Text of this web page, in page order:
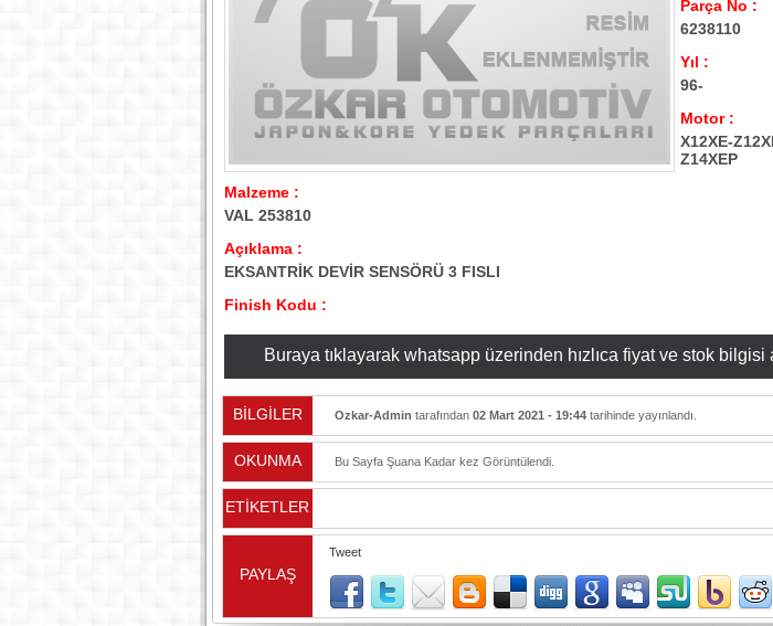
Parça No :
6238110
Yıl :
96-
Motor :
X12XE-
Z14XEP
Malzeme :
VAL 253810
Açıklama :
EKSANTRİK DEVİR SENSÖRÜ 3 FISLI
Finish Kodu :
Buraya tıklayarak whatsapp üzerinden hızlıca fiyat ve stok
BİLGİLER Ozkar-Admin tarafından 02 Mart 2021 - 19:44tarihinde yayınlandı.
OKUNMA Bu Sayfa Şuana Kadar kez Görüntülendi.
ETİKETLER
PAYLAŞ
Tweet